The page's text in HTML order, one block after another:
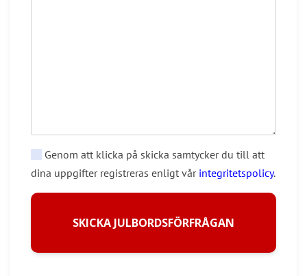
Genom att klicka på skicka samtycker du till att
dina uppgifter registreras enligt vår integritetspolicy.
SKICKA JULBORDSFÖRFRÅGAN